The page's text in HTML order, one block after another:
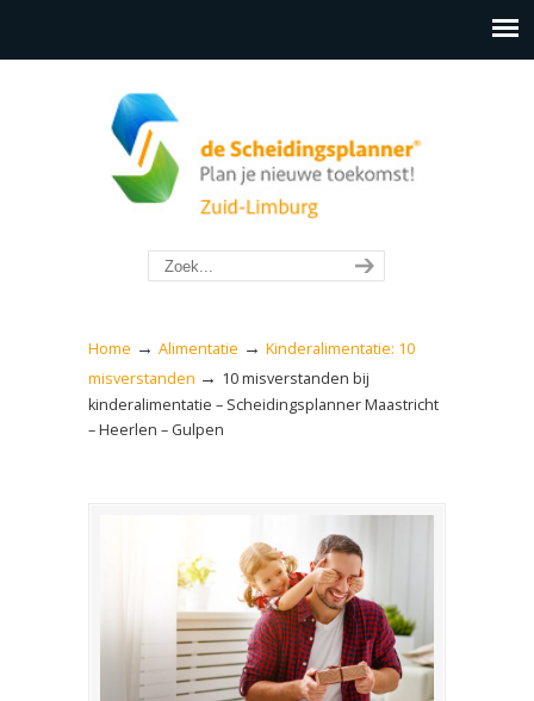
Home → Alimentatie → Kinderalimentatie: 10
misverstanden → 10 misverstanden bij
kinderalimentatie – Scheidingsplanner Maastricht
– Heerlen – Gulpen